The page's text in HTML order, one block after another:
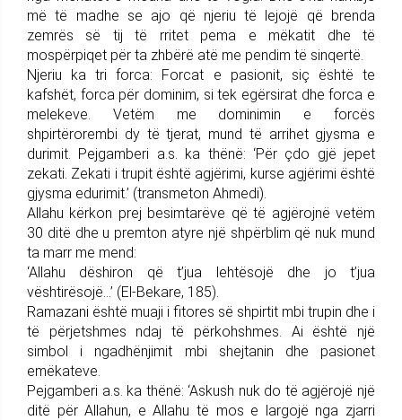
më të madhe se ajo që njeriu të lejojë që brenda
zemrës së tij të rritet pema e mëkatit dhe të
mospërpiqet për ta zhbërë atë me pendim të sinqertë.
Njeriu ka tri forca: Forcat e pasionit, siç është te
kafshët, forca për dominim, si tek egërsirat dhe forca e
melekeve. Vetëm me dominimin e forcës
shpirtërorembi dy të tjerat, mund të arrihet gjysma e
durimit. Pejgamberi a.s. ka thënë: ‘Për çdo gjë jepet
zekati. Zekati i trupit është agjërimi, kurse agjërimi është
gjysma edurimit.’ (transmeton Ahmedi).
Allahu kërkon prej besimtarëve që të agjërojnë vetëm
30 ditë dhe u premton atyre një shpërblim që nuk mund
ta marr me mend:
‘Allahu dëshiron që t’jua lehtësojë dhe jo t’jua
vështirësojë...’ (El-Bekare, 185).
Ramazani është muaji i fitores së shpirtit mbi trupin dhe i
të përjetshmes ndaj të përkohshmes. Ai është një
simbol i ngadhënjimit mbi shejtanin dhe pasionet
emëkateve.
Pejgamberi a.s. ka thënë: ‘Askush nuk do të agjërojë një
ditë për Allahun, e Allahu të mos e largojë nga zjarri